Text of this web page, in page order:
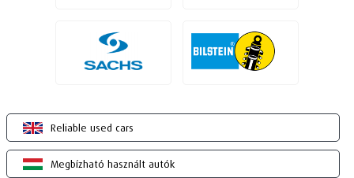
Reliable used cars
Megbízható használt autók